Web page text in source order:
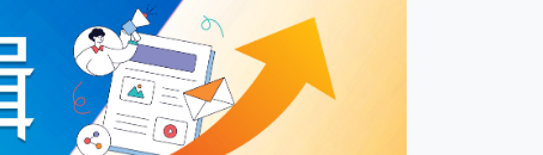
灼見活動 關於我們